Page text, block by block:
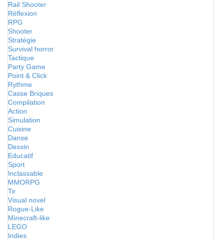
Rail Shooter
Réflexion
RPG
Shooter
Stratégie
Survival horror
Tactique
Party Game
Point & Click
Rythme
Casse Briques
Compilation
Action
Simulation
Cuisine
Danse
Dessin
Educatif
Sport
Inclassable
MMORPG
Tir
Visual novel
Rogue-Like
Minecraft-like
LEGO
Indies